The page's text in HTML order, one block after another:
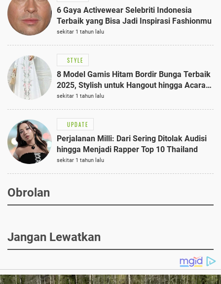
6 Gaya Activewear Selebriti Indonesia
Terbaik yang Bisa Jadi Inspirasi Fashionmu
sekitar 1 tahun lalu
STYLE
8 Model Gamis Hitam Bordir Bunga Terbaik
2025, Stylish untuk Hangout hingga Acara
Semi-Formal
sekitar 1 tahun lalu
UPDATE
Perjalanan Milli: Dari Sering Ditolak Audisi
hingga Menjadi Rapper Top 10 Thailand
sekitar 1 tahun lalu
Obrolan
Jangan Lewatkan